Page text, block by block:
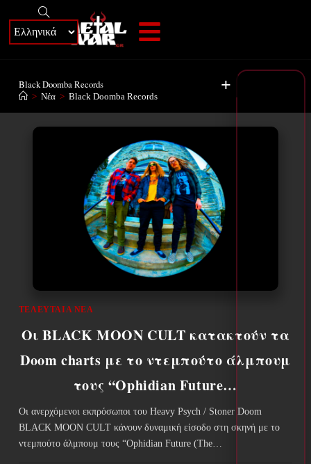
+
Black Doomba Records
> Νέα > Black Doomba Records
ΤΕΛΕΥΤΑΊΑ ΝΈΑ
Οι BLACK MOON CULT κατακτούν τα
Doom charts με το ντεμπούτο άλμπουμ
τους “Ophidian Future…
Οι ανερχόμενοι εκπρόσωποι του Heavy Psych / Stoner Doom
BLACK MOON CULT κάνουν δυναμική είσοδο στη σκηνή με το
ντεμπούτο άλμπουμ τους “Ophidian Future (The…